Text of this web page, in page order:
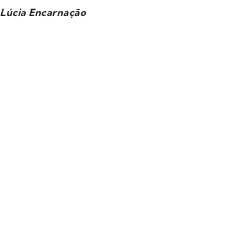
Lúcia Encarnação